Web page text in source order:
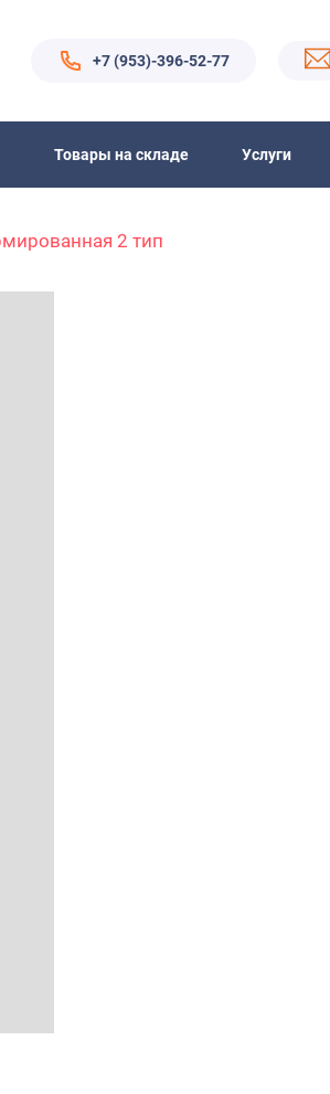
+7 (953)-396-52-77
Товары на складе Услуги
2 тип